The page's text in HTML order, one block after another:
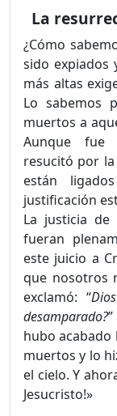
La
¿Cómo
sido expiados
más altas
Lo sabemos
muertos a
Aunque fue
resucitó por
están
justificación
La justicia de
fueran
este juicio a
que nosotros
exclamó: “
desamparado?
hubo
muertos y lo
el cielo. Y
Jesucristo!»